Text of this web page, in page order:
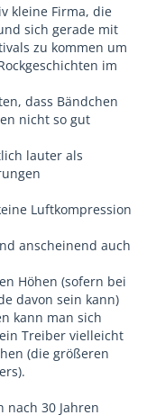
kleine Firma, die
sich gerade mit
zu kommen um
im
dass Bändchen
nicht so gut
lauter als
Luftkompression
anscheinend auch
Höhen (sofern bei
davon sein kann)
kann man sich
Treiber vielleicht
(die größeren
nach 30 Jahren